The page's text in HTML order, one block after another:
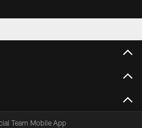
Team Mobile App